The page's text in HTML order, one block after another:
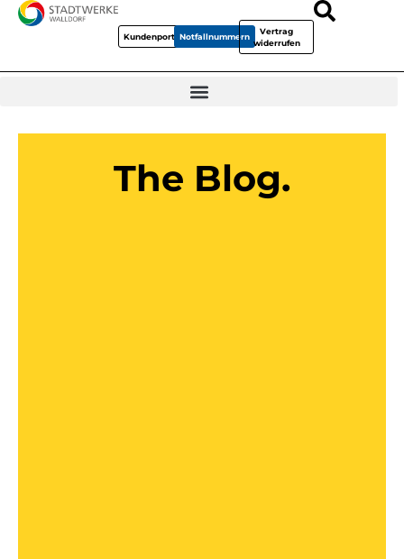
KundenportalNotfallnummern
Vertrag
widerrufen
The Blog.